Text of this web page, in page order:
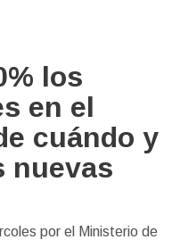
los
en el
cuándo y
nuevas
por el Ministerio de